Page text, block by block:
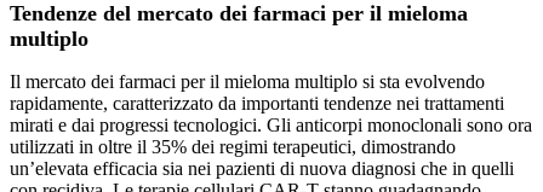
Tendenze del mercato dei farmaci per il mieloma
multiplo
Il mercato dei farmaci per il mieloma multiplo si sta evolvendo
rapidamente, caratterizzato da importanti tendenze nei trattamenti
mirati e dai progressi tecnologici. Gli anticorpi monoclonali sono ora
utilizzati in oltre il 35% dei regimi terapeutici, dimostrando
un’elevata efficacia sia nei pazienti di nuova diagnosi che in quelli